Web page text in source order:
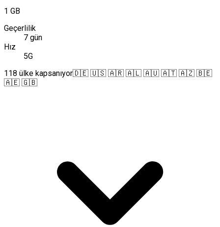
1 GB
Geçerlilik
7 gün
Hız
5G
118 ülke kapsanıyor🇩🇪 🇺🇸 🇦🇷 🇦🇱 🇦🇺 🇦🇹 🇦🇿 🇧🇪
🇦🇪 🇬🇧